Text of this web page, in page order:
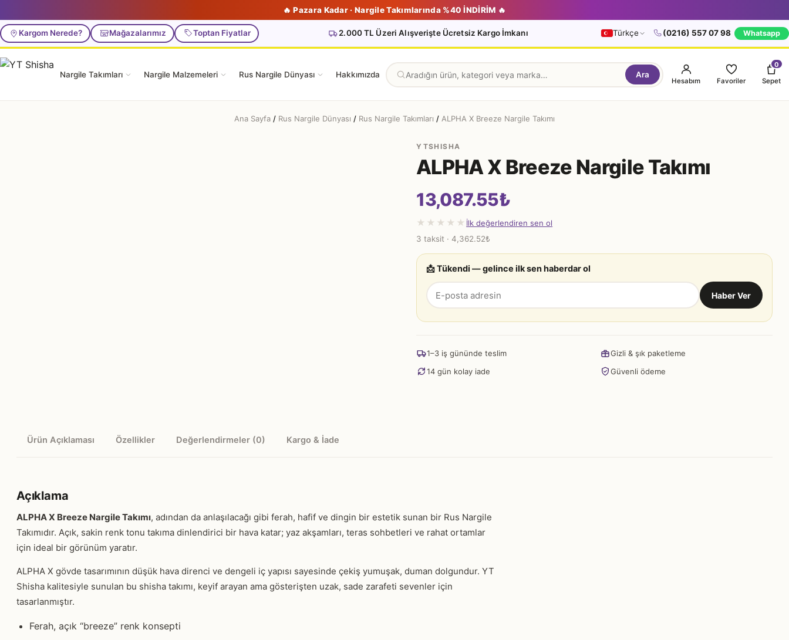
🔥 Pazara Kadar · Nargile Takımlarında %40 İNDİRİM 🔥
Kargom Nerede? Mağazalarımız Toptan Fiyatlar 2.000 TL Üzeri Alışverişte Ücretsiz Kargo İmkanı Türkçe (0216) 557 07 98 Whatsapp
Nargile Takımları Nargile Malzemeleri Rus Nargile Dünyası Hakkımızda Ara
Hesabım Favoriler
0
Sepet
Ana Sayfa / Rus Nargile Dünyası / Rus Nargile Takımları / ALPHA X Breeze Nargile Takımı
YTSHISHA
ALPHA X Breeze Nargile Takımı
13,087.55₺
★★★★★ İlk değerlendiren sen ol
3 taksit · 4,362.52₺
📩 Tükendi — gelince ilk sen haberdar ol
Haber Ver
1–3 iş gününde teslim
Gizli & şık paketleme
14 gün kolay iade
Güvenli ödeme
Ürün Açıklaması Özellikler Değerlendirmeler (0) Kargo & İade
Açıklama
ALPHA X Breeze Nargile Takımı, adından da anlaşılacağı gibi ferah, hafif ve dingin bir estetik sunan bir Rus Nargile
Takımıdır. Açık, sakin renk tonu takıma dinlendirici bir hava katar; yaz akşamları, teras sohbetleri ve rahat ortamlar
için ideal bir görünüm yaratır.
ALPHA X gövde tasarımının düşük hava direnci ve dengeli iç yapısı sayesinde çekiş yumuşak, duman dolgundur. YT
Shisha kalitesiyle sunulan bu shisha takımı, keyif arayan ama gösterişten uzak, sade zarafeti sevenler için
tasarlanmıştır.
Ferah, açık “breeze” renk konsepti